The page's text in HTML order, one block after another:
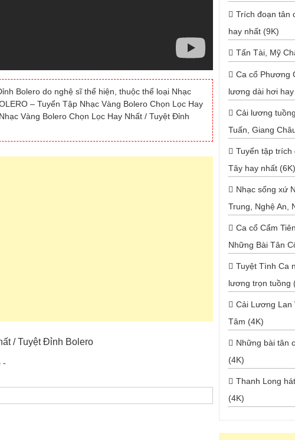
Bolero do nghệ sĩ thể hiện, thuộc thể loại Nhạc
– Tuyển Tập Nhạc Vàng Bolero Chọn Lọc Hay
Vàng Bolero Chọn Lọc Hay Nhất / Tuyệt Đỉnh
/ Tuyệt Đỉnh Bolero
-
Trích đoạn tân
hay nhất (9K)
Tấn Tài, Mỹ
Ca cổ Phương
lương dài hơi
Cải lương
Tuấn, Giang
Tuyển tập trích
Tây hay nhất (6K)
Nhạc sống xứ
Trung, Nghệ An,
Ca cổ Cẩm
Những Bài Tân
Tuyệt Tình Ca
lương trọn tuồng
Cải Lương Lan
Tâm (4K)
Những bài tân
(4K)
Thanh Long
(4K)